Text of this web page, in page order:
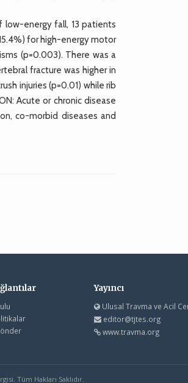
energy fall, 13 patients
for high-energy motor
(p=0.003). There was a
fracture was higher in
injuries (p=0.01) while rib
Acute or chronic disease
co-morbid diseases and
Yayıncı
Ulusal Travma ve Acil
editor@tjtes.org
www.travma.org
Tüm Hakları Saklıdır.